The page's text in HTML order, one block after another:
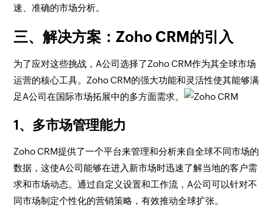
速、准确的市场分析。
三、解决方案：Zoho CRM的引入
为了应对这些挑战，A公司选择了Zoho CRM作为其全球市场
运营的核心工具。Zoho CRM的强大功能和灵活性使其能够满
足A公司在国际市场拓展中的多方面需求。
1、多市场管理能力
Zoho CRM提供了一个平台来管理和分析来自全球不同市场的
数据，这使A公司能够在进入新市场时迅速了解当地的客户需
求和市场动态。通过自定义设置和工作流，A公司可以针对不
同市场制定个性化的营销策略，有效推动全球扩张。